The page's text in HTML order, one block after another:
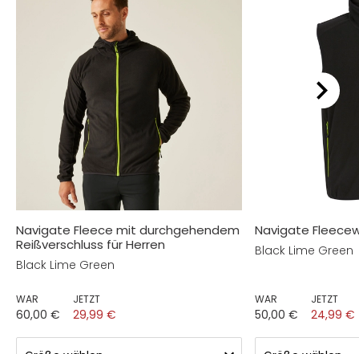
Navigate Fleece mit durchgehendem
Reißverschluss für Herren
Black Lime Green
WAR
60,00 €
JETZT
29,99 €
Navigate
Black Lime Green
WAR
50,00 €
JETZT
24,99 €